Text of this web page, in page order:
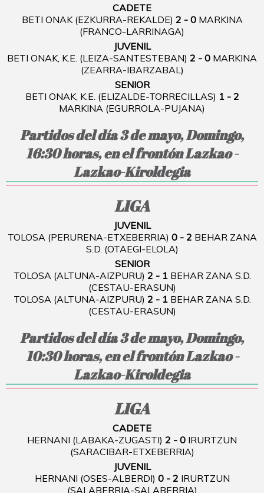
CADETE
BETI ONAK (EZKURRA-REKALDE) 2 - 0MARKINA
(FRANCO-LARRINAGA)
JUVENIL
BETI ONAK, K.E. (LEIZA-SANTESTEBAN) 2 - 0 MARKINA
(ZEARRA-IBARZABAL)
SENIOR
BETI ONAK, K.E. (ELIZALDE-TORRECILLAS) 1 - 2
MARKINA (EGURROLA-PUJANA)
Partidos del día 3 de mayo, Domingo,
16:30 horas, en el frontón Lazkao -
Lazkao-Kiroldegia
LIGA
JUVENIL
TOLOSA (PERURENA-ETXEBERRIA) 0 - 2 BEHAR ZANA
S.D. (OTAEGI-ELOLA)
SENIOR
TOLOSA (ALTUNA-AIZPURU) 2 - 1BEHAR ZANA S.D.
(CESTAU-ERASUN)
TOLOSA (ALTUNA-AIZPURU) 2 - 1BEHAR ZANA S.D.
(CESTAU-ERASUN)
Partidos del día 3 de mayo, Domingo,
10:30 horas, en el frontón Lazkao -
Lazkao-Kiroldegia
LIGA
CADETE
HERNANI (LABAKA-ZUGASTI) 2 - 0 IRURTZUN
(SARACIBAR-ETXEBERRIA)
JUVENIL
HERNANI (OSES-ALBERDI) 0 - 2 IRURTZUN
(SALABERRIA-SALABERRIA)